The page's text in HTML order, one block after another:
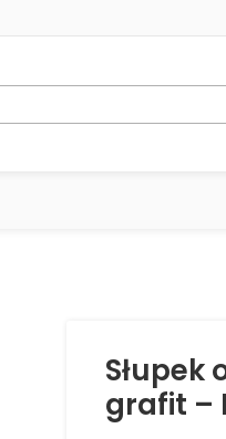
Słupek
grafit –